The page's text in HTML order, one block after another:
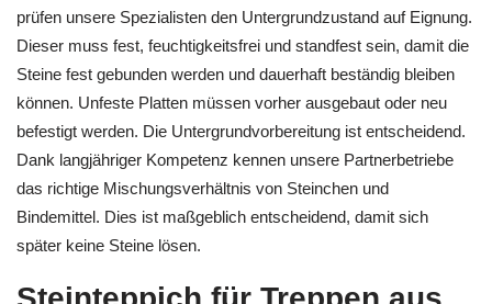
prüfen unsere Spezialisten den Untergrundzustand auf Eignung.
Dieser muss fest, feuchtigkeitsfrei und standfest sein, damit die
Steine fest gebunden werden und dauerhaft beständig bleiben
können. Unfeste Platten müssen vorher ausgebaut oder neu
befestigt werden. Die Untergrundvorbereitung ist entscheidend.
Dank langjähriger Kompetenz kennen unsere Partnerbetriebe
das richtige Mischungsverhältnis von Steinchen und
Bindemittel. Dies ist maßgeblich entscheidend, damit sich
später keine Steine lösen.